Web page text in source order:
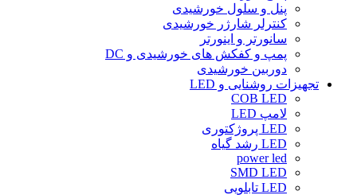
پنل و سلول خورشیدی
کنترلر شارژر خورشیدی
سانورتر و اینورتر
پمپ و کفکش های خورشیدی و DC
دوربین خورشیدی
تجهیزات روشنایی و LED
COB LED
لامپ LED
LED پروژکتوری
LED رشد گیاه
power led
SMD LED
LED تابلویی